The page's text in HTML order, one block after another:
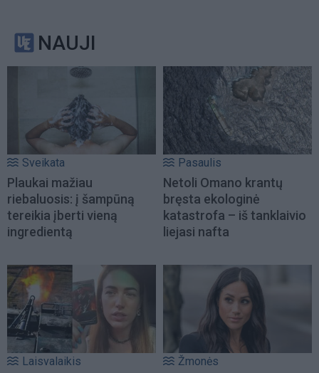
NAUJI
Sveikata
Plaukai mažiau
riebaluosis: į šampūną
tereikia įberti vieną
ingredientą
Pasaulis
Netoli Omano krantų
bręsta ekologinė
katastrofa – iš tanklaivio
liejasi nafta
Laisvalaikis Žmonės